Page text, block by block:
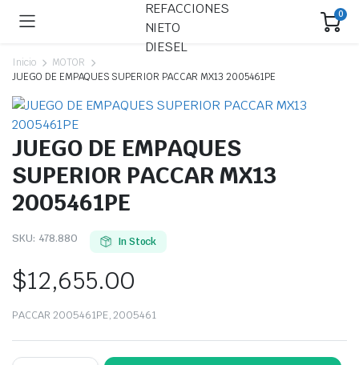
0
Inicio
MOTOR
JUEGO DE EMPAQUES SUPERIOR PACCAR MX13 2005461PE
JUEGO DE EMPAQUES
SUPERIOR PACCAR MX13
2005461PE
SKU: 478.880 In Stock
$12,655.00
PACCAR 2005461PE, 2005461